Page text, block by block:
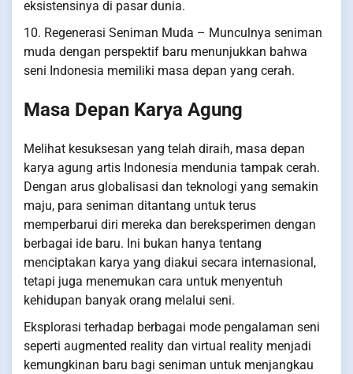
eksistensinya di pasar dunia.
10. Regenerasi Seniman Muda – Munculnya seniman
muda dengan perspektif baru menunjukkan bahwa
seni Indonesia memiliki masa depan yang cerah.
Masa Depan Karya Agung
Melihat kesuksesan yang telah diraih, masa depan
karya agung artis Indonesia mendunia tampak cerah.
Dengan arus globalisasi dan teknologi yang semakin
maju, para seniman ditantang untuk terus
memperbarui diri mereka dan bereksperimen dengan
berbagai ide baru. Ini bukan hanya tentang
menciptakan karya yang diakui secara internasional,
tetapi juga menemukan cara untuk menyentuh
kehidupan banyak orang melalui seni.
Eksplorasi terhadap berbagai mode pengalaman seni
seperti augmented reality dan virtual reality menjadi
kemungkinan baru bagi seniman untuk menjangkau